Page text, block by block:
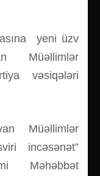
yeni üzv
Müəllimlər
vəsiqələri
Müəllimlər
incəsənət”
Məhəbbət